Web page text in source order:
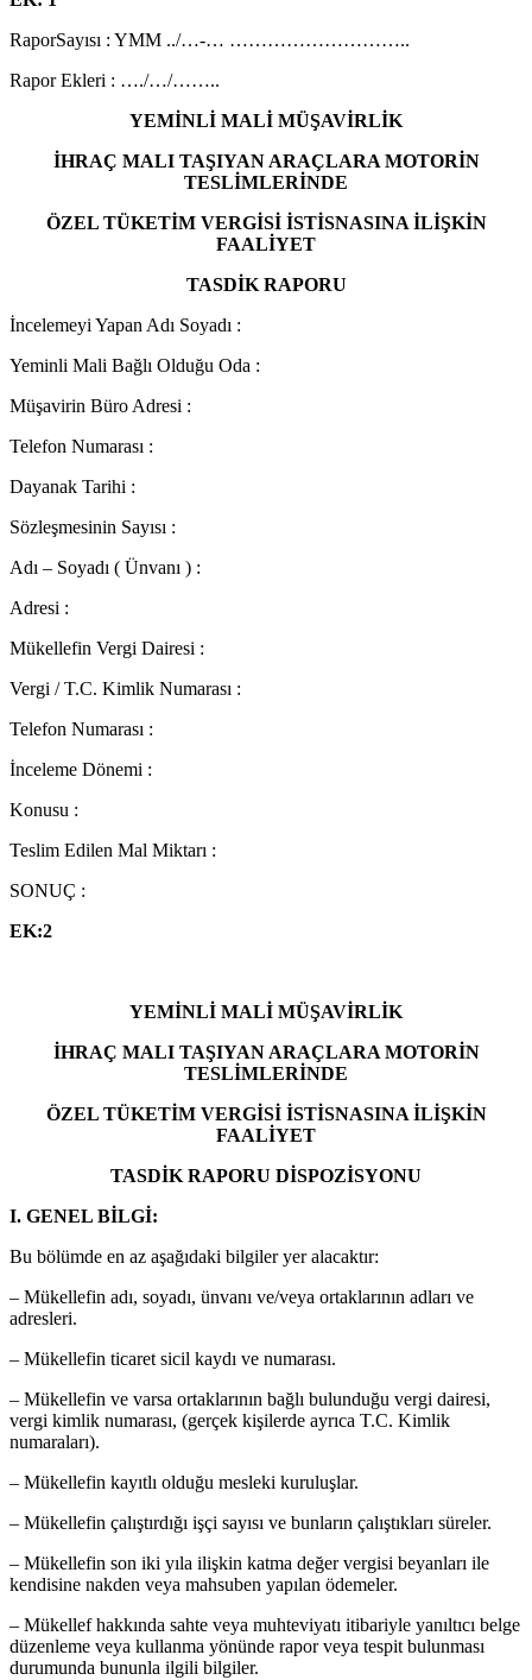
RaporSayısı : YMM ../…-… ………………………..
Rapor Ekleri : …./…/……..
YEMİNLİ MALİ MÜŞAVİRLİK
İHRAÇ MALI TAŞIYAN ARAÇLARA MOTORİN
TESLİMLERİNDE
ÖZEL TÜKETİM VERGİSİ İSTİSNASINA İLİŞKİN
FAALİYET
TASDİK RAPORU
İncelemeyi Yapan Adı Soyadı :
Yeminli Mali Bağlı Olduğu Oda :
Müşavirin Büro Adresi :
Telefon Numarası :
Dayanak Tarihi :
Sözleşmesinin Sayısı :
Adı – Soyadı ( Ünvanı ) :
Adresi :
Mükellefin Vergi Dairesi :
Vergi / T.C. Kimlik Numarası :
Telefon Numarası :
İnceleme Dönemi :
Konusu :
Teslim Edilen Mal Miktarı :
SONUÇ :
EK:2
YEMİNLİ MALİ MÜŞAVİRLİK
İHRAÇ MALI TAŞIYAN ARAÇLARA MOTORİN
TESLİMLERİNDE
ÖZEL TÜKETİM VERGİSİ İSTİSNASINA İLİŞKİN
FAALİYET
TASDİK RAPORU DİSPOZİSYONU
I. GENEL BİLGİ:
Bu bölümde en az aşağıdaki bilgiler yer alacaktır:
– Mükellefin adı, soyadı, ünvanı ve/veya ortaklarının adları ve
adresleri.
– Mükellefin ticaret sicil kaydı ve numarası.
– Mükellefin ve varsa ortaklarının bağlı bulunduğu vergi dairesi,
vergi kimlik numarası, (gerçek kişilerde ayrıca T.C. Kimlik
numaraları).
– Mükellefin kayıtlı olduğu mesleki kuruluşlar.
– Mükellefin çalıştırdığı işçi sayısı ve bunların çalıştıkları süreler.
– Mükellefin son iki yıla ilişkin katma değer vergisi beyanları ile
kendisine nakden veya mahsuben yapılan ödemeler.
– Mükellef hakkında sahte veya muhteviyatı itibariyle yanıltıcı belge
düzenleme veya kullanma yönünde rapor veya tespit bulunması
durumunda bununla ilgili bilgiler.